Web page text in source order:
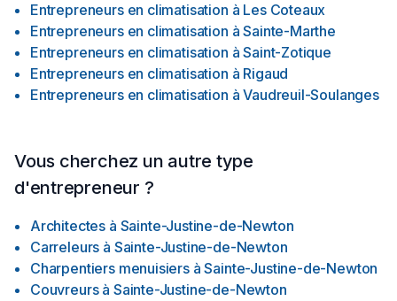
Entrepreneurs en climatisation à Les Coteaux
Entrepreneurs en climatisation à Sainte-Marthe
Entrepreneurs en climatisation à Saint-Zotique
Entrepreneurs en climatisation à Rigaud
Entrepreneurs en climatisation à Vaudreuil-Soulanges
Vous cherchez un autre type
d'entrepreneur ?
Architectes à Sainte-Justine-de-Newton
Carreleurs à Sainte-Justine-de-Newton
Charpentiers menuisiers à Sainte-Justine-de-Newton
Couvreurs à Sainte-Justine-de-Newton